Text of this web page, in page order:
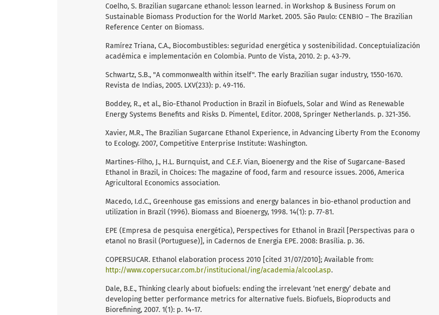
Coelho, S. Brazilian sugarcane ethanol: lesson learned. in Workshop & Business Forum on
Sustainable Biomass Production for the World Market. 2005. São Paulo: CENBIO – The Brazilian
Reference Center on Biomass.
Ramírez Triana, C.A., Biocombustibles: seguridad energética y sostenibilidad. Conceptuialización
académica e implementación en Colombia. Punto de Vista, 2010. 2: p. 43-79.
Schwartz, S.B., "A commonwealth within itself". The early Brazilian sugar industry, 1550-1670.
Revista de Indias, 2005. LXV(233): p. 49-116.
Boddey, R., et al., Bio-Ethanol Production in Brazil in Biofuels, Solar and Wind as Renewable
Energy Systems Benefits and Risks D. Pimentel, Editor. 2008, Springer Netherlands. p. 321-356.
Xavier, M.R., The Brazilian Sugarcane Ethanol Experience, in Advancing Liberty From the Economy
to Ecology. 2007, Competitive Enterprise Institute: Washington.
Martines-Filho, J., H.L. Burnquist, and C.E.F. Vian, Bioenergy and the Rise of Sugarcane-Based
Ethanol in Brazil, in Choices: The magazine of food, farm and resource issues. 2006, America
Agricultoral Economics association.
Macedo, I.d.C., Greenhouse gas emissions and energy balances in bio-ethanol production and
utilization in Brazil (1996). Biomass and Bioenergy, 1998. 14(1): p. 77-81.
EPE (Empresa de pesquisa energética), Perspectives for Ethanol in Brazil [Perspectivas para o
etanol no Brasil (Portuguese)], in Cadernos de Energia EPE. 2008: Brasília. p. 36.
COPERSUCAR. Ethanol elaboration process 2010 [cited 31/07/2010]; Available from:
http://www.copersucar.com.br/institucional/ing/academia/alcool.asp.
Dale, B.E., Thinking clearly about biofuels: ending the irrelevant ‘net energy’ debate and
developing better performance metrics for alternative fuels. Biofuels, Bioproducts and
Biorefining, 2007. 1(1): p. 14-17.